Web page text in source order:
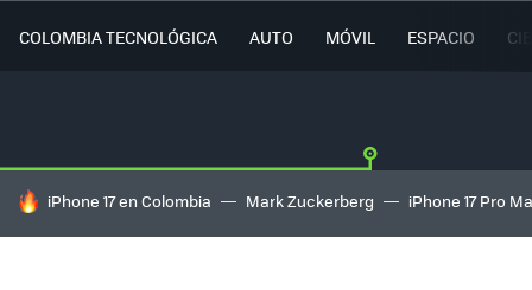
COLOMBIA TECNOLÓGICA AUTO MÓVIL ESPACIO
HOY SE HABLA DE
iPhone 17 en Colombia Mark Zuckerberg iPhone 17 Pro